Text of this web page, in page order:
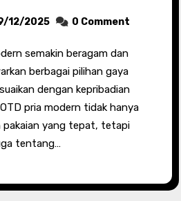
12/2025 0 Comment
berbagai pilihan gaya
dengan kepribadian
pria modern tidak hanya
pakaian yang tepat, tetapi
tentang…